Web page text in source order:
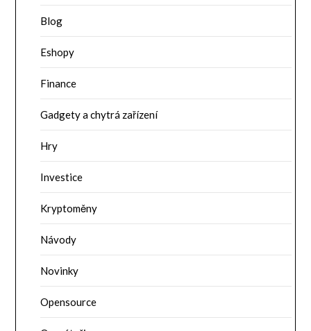
Blog
Eshopy
Finance
Gadgety a chytrá zařízení
Hry
Investice
Kryptoměny
Návody
Novinky
Opensource